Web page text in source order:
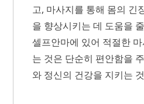
고, 마사지를 통해 몸의 긴
을 향상시키는 데 도움을
셀프안마에 있어 적절한
는 것은 단순히 편안함을
와 정신의 건강을 지키는